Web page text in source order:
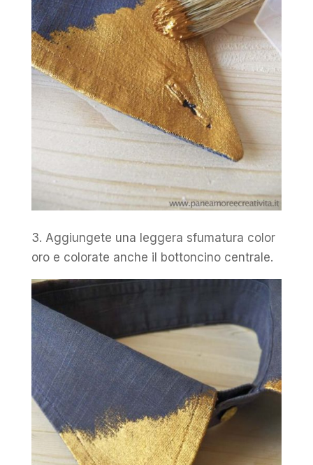
3. Aggiungete una leggera sfumatura color
oro e colorate anche il bottoncino centrale.